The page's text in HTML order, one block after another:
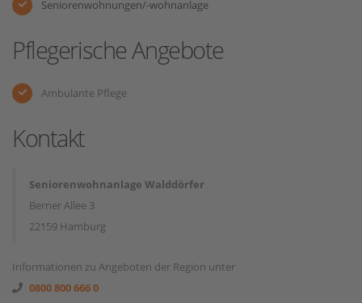
Seniorenwohnungen/-wohnanlage
Pflegerische Angebote
Ambulante Pflege
Kontakt
Seniorenwohnanlage Walddörfer
Berner Allee 3
22159 Hamburg
Informationen zu Angeboten der Region unter
0800 800 666 0